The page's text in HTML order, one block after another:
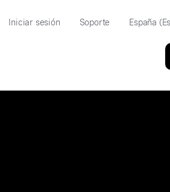
Iniciar sesión Soporte